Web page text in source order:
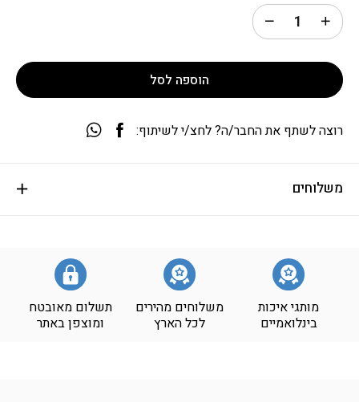
הוספה לסל
משלוחים
מותגי איכות
בינלואמיים
משלוחים מהירים
לכל הארץ
תשלום מאובטח
ומוצפן באתר
רוצה לשתף את החבר/ה? לחצ/י לשיתוף: